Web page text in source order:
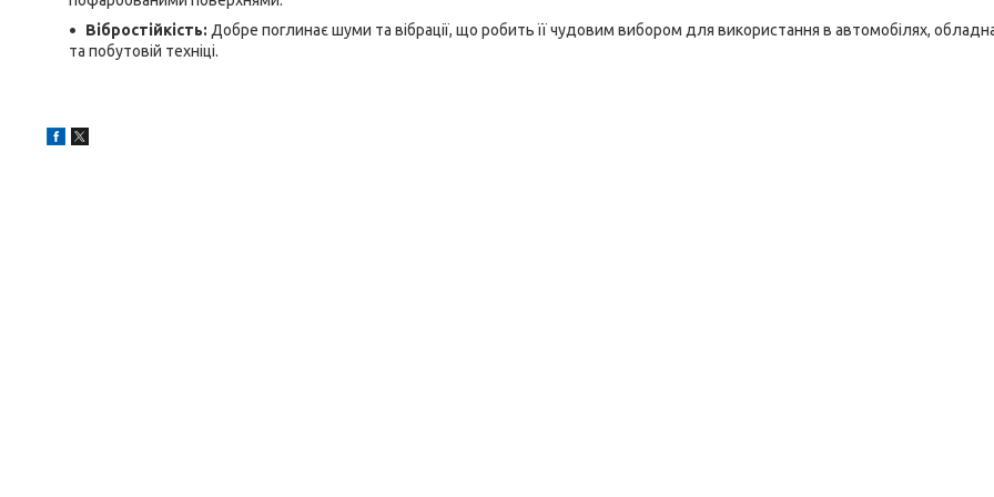
Вібростійкість: Добре поглинає шуми та вібрації, що робить її чудовим вибором для використання в автомобілях,
та побутовій техніці.